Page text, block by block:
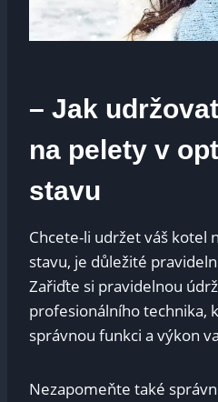
– Jak
na pelety v
stavu
Chcete-li udržet váš kotel
stavu, je důležité
Zařiďte si pravidelnou
profesionálního technika,
správnou funkci a výkon
Nezapomeňte také